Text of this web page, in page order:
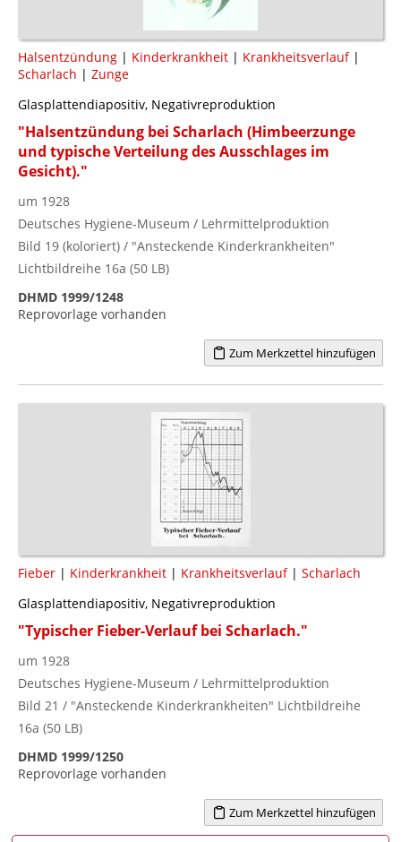
Halsentzündung | Kinderkrankheit | Krankheitsverlauf|
Scharlach | Zunge
Glasplattendiapositiv, Negativreproduktion
"Halsentzündung bei Scharlach (Himbeerzunge
und typische Verteilung des Ausschlages im
Gesicht)."
um 1928
Deutsches Hygiene-Museum / Lehrmittelproduktion
Bild 19 (koloriert) / "Ansteckende Kinderkrankheiten"
Lichtbildreihe 16a (50 LB)
DHMD 1999/1248
Reprovorlage vorhanden
Zum Merkzettel hinzufügen
Fieber | Kinderkrankheit | Krankheitsverlauf| Scharlach
Glasplattendiapositiv, Negativreproduktion
"Typischer Fieber-Verlauf bei Scharlach."
um 1928
Deutsches Hygiene-Museum / Lehrmittelproduktion
Bild 21 / "Ansteckende Kinderkrankheiten" Lichtbildreihe
16a (50 LB)
DHMD 1999/1250
Reprovorlage vorhanden
Zum Merkzettel hinzufügen